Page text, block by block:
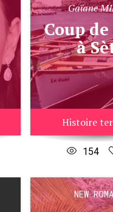
Gaïane
Coup de coeur
à
Histoire
154
NEW